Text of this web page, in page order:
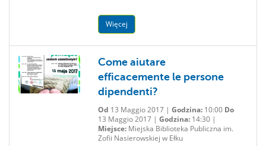
Więcej
Come aiutare
efficacemente le persone
dipendenti?
Od 13 Maggio 2017 | Godzina:10:00 Do
13 Maggio 2017 | Godzina:14:30 |
Miejsce:Miejska Biblioteka Publiczna im.
Zofii Nasierowskiej w Ełku